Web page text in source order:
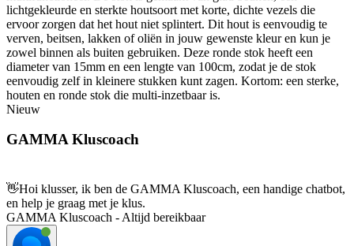
lichtgekleurde en sterkte houtsoort met korte, dichte vezels die
ervoor zorgen dat het hout niet splintert. Dit hout is eenvoudig te
verven, beitsen, lakken of oliën in jouw gewenste kleur en kun je
zowel binnen als buiten gebruiken. Deze ronde stok heeft een
diameter van 15mm en een lengte van 100cm, zodat je de stok
eenvoudig zelf in kleinere stukken kunt zagen. Kortom: een sterke,
houten en ronde stok die multi-inzetbaar is.
Nieuw
GAMMA Kluscoach
👋Hoi klusser, ik ben de GAMMA Kluscoach, een handige chatbot,
en help je graag met je klus.
GAMMA Kluscoach - Altijd bereikbaar